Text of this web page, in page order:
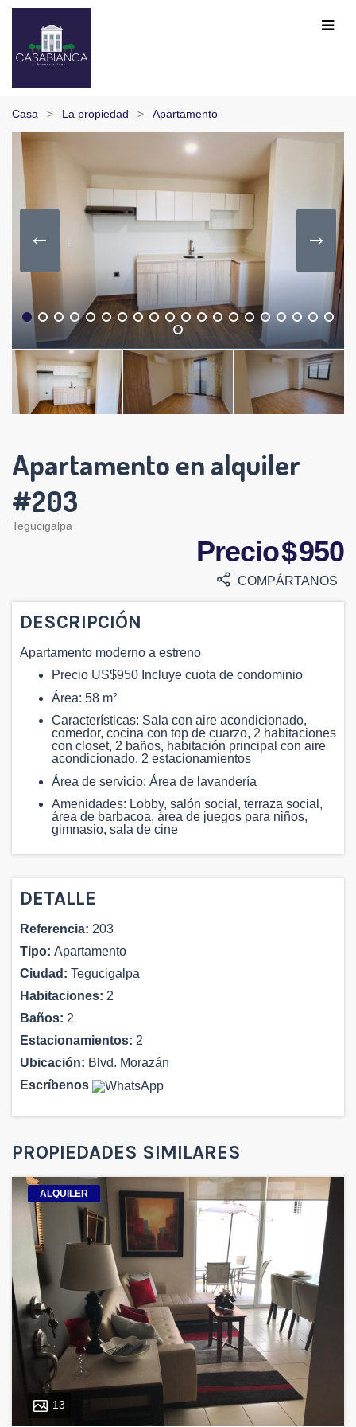
Casa La propiedad Apartamento
Apartamento en alquiler
#203
Tegucigalpa
Precio $ 950
COMPÁRTANOS
DESCRIPCIÓN
Apartamento moderno a estreno
Precio US$950 Incluye cuota de condominio
Área: 58 m²
Características: Sala con aire acondicionado,
comedor, cocina con top de cuarzo, 2 habitaciones
con closet, 2 baños, habitación principal con aire
acondicionado, 2 estacionamientos
Área de servicio: Área de lavandería
Amenidades: Lobby, salón social, terraza social,
área de barbacoa, área de juegos para niños,
gimnasio, sala de cine
DETALLE
Referencia: 203
Tipo: Apartamento
Ciudad: Tegucigalpa
Habitaciones: 2
Baños: 2
Estacionamientos: 2
Ubicación: Blvd. Morazán
Escríbenos
PROPIEDADES SIMILARES
ALQUILER
13